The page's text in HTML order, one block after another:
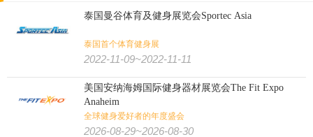
服装 纺织机械
农业/牧业/林业/渔业: 农业 畜牧 饲料
农机 景观园林
广告/印刷/办公/礼品: 文具办公 孕婴童 宠物用品
泰国曼谷体育及健身展览会Sportec Asia
泰国首个体育健身展
2022-11-09~2022-11-11
美国安纳海姆国际健身器材展览会The Fit Expo
Anaheim
全球健身爱好者的年度盛会
2026-08-29~2026-08-30